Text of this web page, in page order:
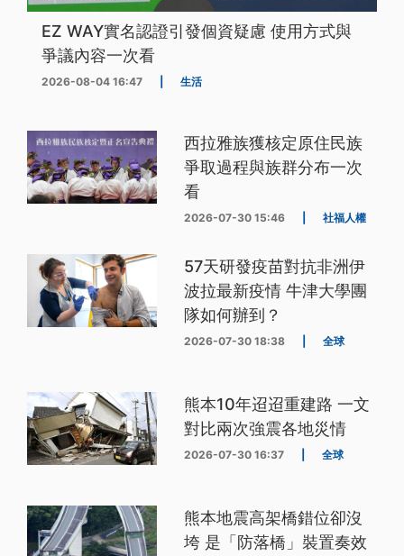
EZ WAY實名認證引發個資疑慮 使用方式與
爭議內容一次看
2026-08-04 16:47 生活
西拉雅族獲核定原住民族
爭取過程與族群分布一次
看
2026-07-30 15:46 社福人權
57天研發疫苗對抗非洲伊
波拉最新疫情 牛津大學團
隊如何辦到？
2026-07-30 18:38 全球
熊本10年迢迢重建路 一文
對比兩次強震各地災情
2026-07-30 16:37 全球
熊本地震高架橋錯位卻沒
垮 是「防落橋」裝置奏效